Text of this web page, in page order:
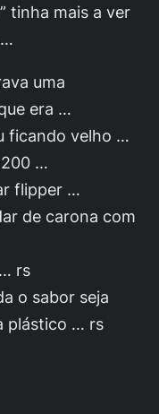
tinha mais a ver
uma
era …
ficando velho …
…
flipper …
de carona com
rs
o sabor seja
plástico … rs